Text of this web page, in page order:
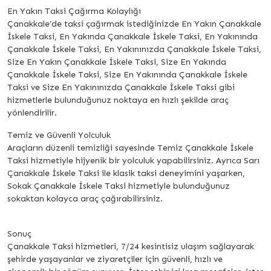
En Yakın Taksi Çağırma Kolaylığı
Çanakkale’de taksi çağırmak istediğinizde En Yakın Çanakkale
İskele Taksi, En Yakında Çanakkale İskele Taksi, En Yakınında
Çanakkale İskele Taksi, En Yakınınızda Çanakkale İskele Taksi,
Size En Yakın Çanakkale İskele Taksi, Size En Yakında
Çanakkale İskele Taksi, Size En Yakınında Çanakkale İskele
Taksi ve Size En Yakınınızda Çanakkale İskele Taksi gibi
hizmetlerle bulunduğunuz noktaya en hızlı şekilde araç
yönlendirilir.
Temiz ve Güvenli Yolculuk
Araçların düzenli temizliği sayesinde Temiz Çanakkale İskele
Taksi hizmetiyle hijyenik bir yolculuk yapabilirsiniz. Ayrıca Sarı
Çanakkale İskele Taksi ile klasik taksi deneyimini yaşarken,
Sokak Çanakkale İskele Taksi hizmetiyle bulunduğunuz
sokaktan kolayca araç çağırabilirsiniz.
Sonuç
Çanakkale Taksi hizmetleri, 7/24 kesintisiz ulaşım sağlayarak
şehirde yaşayanlar ve ziyaretçiler için güvenli, hızlı ve